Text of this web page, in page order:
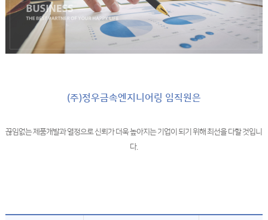
(주)정우금속엔지니어링 임직원은
끊임없는 제품개발과 열정으로신뢰가 더욱 높아지는 기업이 되기 위해 최선을 다할 것입니
다.